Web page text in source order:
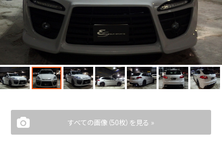
Contact us
お問い合わせ
すべての画像（50枚）を見る »